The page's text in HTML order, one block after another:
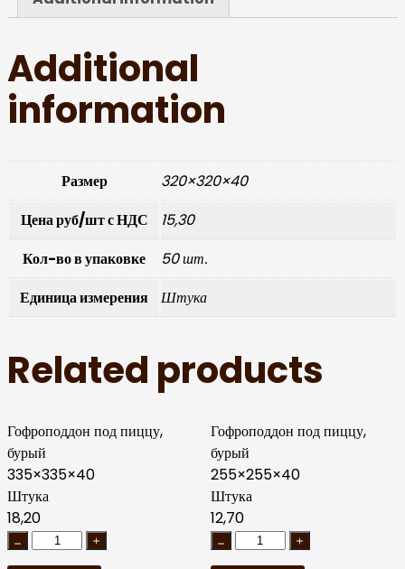
Additional
information
Размер
320×320×40
Цена руб/шт с НДС
15,30
Кол-во в упаковке
50 шт.
Единица измерения
Штука
Related products
Гофроподдон под пиццу,
бурый
335×335×40
Штука
18,20
Гофроподдон под пиццу,
бурый
255×255×40
Штука
12,70